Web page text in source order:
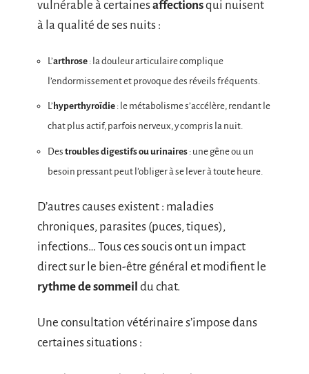
vulnérable à certainesaffectionsqui nuisent
à la qualité de ses nuits :
L’arthrose : la douleur articulaire complique
l’endormissement et provoque des réveils fréquents.
L’ hyperthyroïdie : le métabolisme s’accélère, rendant le
chat plus actif, parfois nerveux, y compris la nuit.
Des troubles digestifs ou urinaires : une gêne ou un
besoin pressant peut l’obliger à se lever à toute heure.
D’autres causes existent : maladies
chroniques, parasites (puces, tiques),
infections… Tous ces soucis ont un impact
direct sur le bien-être général et modifient le
rythme de sommeil du chat.
Une consultation vétérinaire s’impose dans
certaines situations :